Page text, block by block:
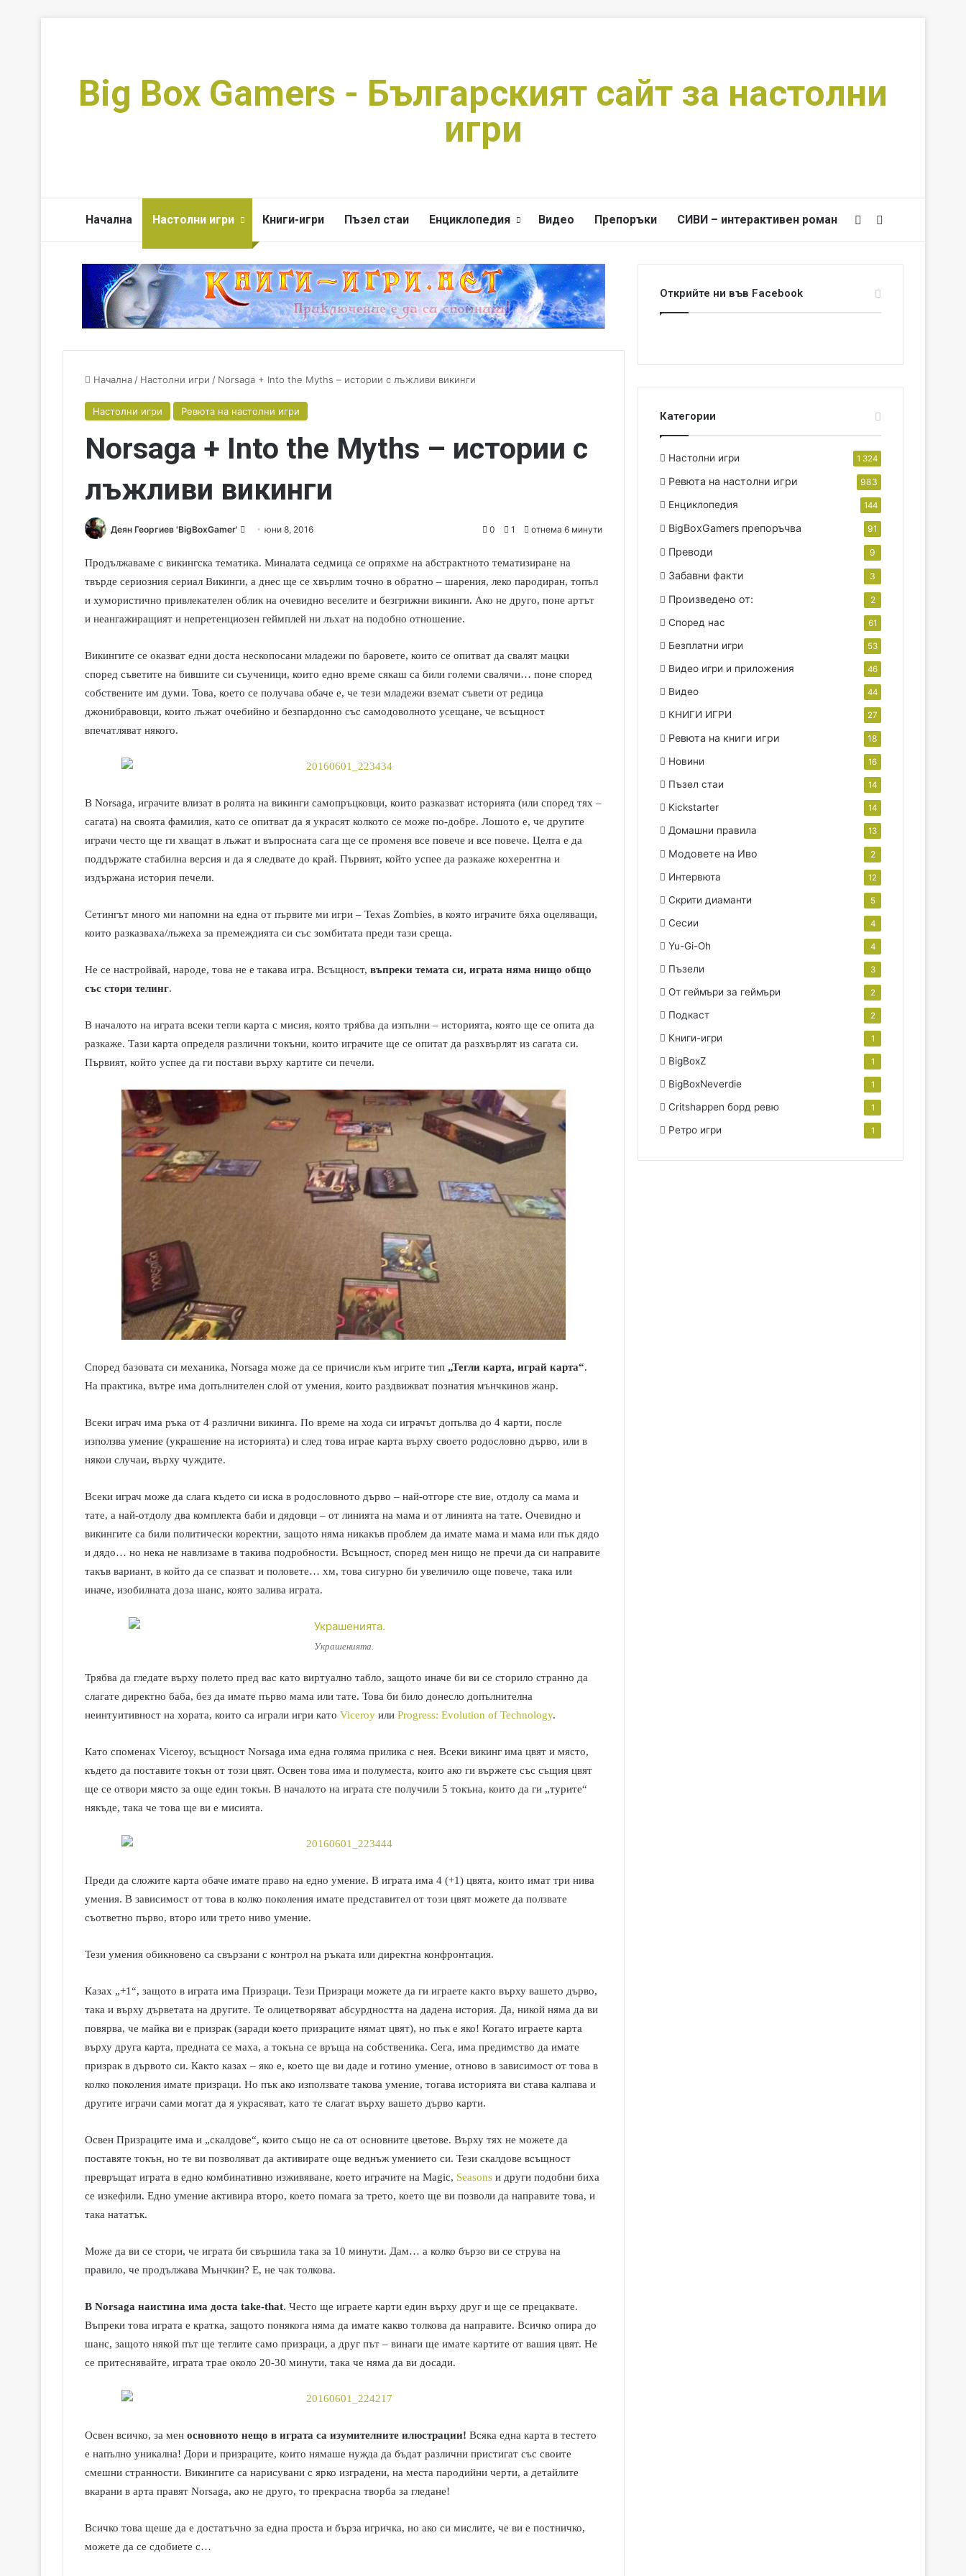
Big Box Gamers - Българският сайт за настолни
игри
Начална Настолни игри Книги-игри Пъзел стаи Енциклопедия Видео Препоръки СИВИ – интерактивен роман Switch skin
Начална / Настолни игри / Norsaga + Into the Myths – истории с лъжливи викинги
Настолни игри Ревюта на настолни игри
Norsaga + Into the Myths – истории с
лъжливи викинги
Деян Георгиев 'BigBoxGamer'
n
d
a
n
юни 8, 2016 0 1 отнема 6 минути
Продължаваме с викингска тематика. Миналата седмица се опряхме на абстрактното тематизиране на
твърде сериозния сериал Викинги, а днес ще се хвърлим точно в обратно – шарения, леко пародиран, топъл
и хумористично привлекателен облик на очевидно веселите и безгрижни викинги. Ако не друго, поне артът
и неангажиращият и непретенциозен геймплей ни лъхат на подобно отношение.
Викингите се оказват едни доста нескопосани младежи по баровете, които се опитват да свалят мацки
според съветите на бившите си съученици, които едно време сякаш са били големи свалячи… поне според
собствените им думи. Това, което се получава обаче е, че тези младежи вземат съвети от редица
джонибравовци, които лъжат очебийно и безпардонно със самодоволното усещане, че всъщност
впечатляват някого.
В Norsaga, играчите влизат в ролята на викинги самопръцковци, които разказват историята (или според тях –
сагата) на своята фамилия, като се опитват да я украсят колкото се може по-добре. Лошото е, че другите
играчи често ще ги хващат в лъжат и въпросната сага ще се променя все повече и все повече. Целта е да
поддържате стабилна версия и да я следвате до край. Първият, който успее да разкаже кохерентна и
издържана история печели.
Сетингът много ми напомни на една от първите ми игри – Texas Zombies, в която играчите бяха оцеляващи,
които разказваха/лъжеха за премеждията си със зомбитата преди тази среща.
Не се настройвай, народе, това не е такава игра. Всъщност, въпреки темата си, играта няма нищо общо
със стори телинг.
В началото на играта всеки тегли карта с мисия, която трябва да изпълни – историята, която ще се опита да
разкаже. Тази карта определя различни токъни, които играчите ще се опитат да разхвърлят из сагата си.
Първият, който успее да ги постави върху картите си печели.
Според базовата си механика, Norsaga може да се причисли към игрите тип „Тегли карта, играй карта“.
На практика, вътре има допълнителен слой от умения, които раздвижват познатия мънчкинов жанр.
Всеки играч има ръка от 4 различни викинга. По време на хода си играчът допълва до 4 карти, после
използва умение (украшение на историята) и след това играе карта върху своето родословно дърво, или в
някои случаи, върху чуждите.
Всеки играч може да слага където си иска в родословното дърво – най-отгоре сте вие, отдолу са мама и
тате, а най-отдолу два комплекта баби и дядовци – от линията на мама и от линията на тате. Очевидно и
викингите са били политически коректни, защото няма никакъв проблем да имате мама и мама или пък дядо
и дядо… но нека не навлизаме в такива подробности. Всъщност, според мен нищо не пречи да си направите
такъв вариант, в който да се спазват и половете… хм, това сигурно би увеличило още повече, така или
иначе, изобилната доза шанс, която залива играта.
Украшенията.
Трябва да гледате върху полето пред вас като виртуално табло, защото иначе би ви се сторило странно да
слагате директно баба, без да имате първо мама или тате. Това би било донесло допълнителна
неинтуитивност на хората, които са играли игри като Viceroy или Progress: Evolution of Technology.
Като споменах Viceroy, всъщност Norsaga има една голяма прилика с нея. Всеки викинг има цвят и място,
където да поставите токън от този цвят. Освен това има и полуместа, които ако ги вържете със същия цвят
ще се отвори място за още един токън. В началото на играта сте получили 5 токънa, които да ги „турите“
някъде, така че това ще ви е мисията.
Преди да сложите карта обаче имате право на едно умение. В играта има 4 (+1) цвята, които имат три нива
умения. В зависимост от това в колко поколения имате представител от този цвят можете да ползвате
съответно първо, второ или трето ниво умение.
Тези умения обикновено са свързани с контрол на ръката или директна конфронтация.
Казах „+1“, защото в играта има Призраци. Тези Призраци можете да ги играете както върху вашето дърво,
така и върху дърветата на другите. Те олицетворяват абсурдността на дадена история. Да, никой няма да ви
повярва, че майка ви е призрак (заради което призраците нямат цвят), но пък е яко! Когато играете карта
върху друга карта, предната се маха, а токъна се връща на собственика. Сега, има предимство да имате
призрак в дървото си. Както казах – яко е, което ще ви даде и готино умение, отново в зависимост от това в
колко поколения имате призраци. Но пък ако използвате такова умение, тогава историята ви става калпава и
другите играчи сами могат да я украсяват, като те слагат върху вашето дърво карти.
Освен Призраците има и „скалдове“, които също не са от основните цветове. Върху тях не можете да
поставяте токън, но те ви позволяват да активирате още веднъж умението си. Тези скалдове всъщност
превръщат играта в едно комбинативно изживяване, което играчите на Magic, Seasons и други подобни биха
се изкефили. Едно умение активира второ, което помага за трето, което ще ви позволи да направите това, и
така нататък.
Може да ви се стори, че играта би свършила така за 10 минути. Дам… а колко бързо ви се струва на
правило, че продължава Мънчкин? Е, не чак толкова.
В Norsaga наистина има доста take-that. Често ще играете карти един върху друг и ще се прецаквате.
Въпреки това играта е кратка, защото понякога няма да имате какво толкова да направите. Всичко опира до
шанс, защото някой път ще теглите само призраци, а друг път – винаги ще имате картите от вашия цвят. Не
се притеснявайте, играта трае около 20-30 минути, така че няма да ви досади.
Освен всичко, за мен основното нещо в играта са изумителните илюстрации! Всяка една карта в тестето
е напълно уникална! Дори и призраците, които нямаше нужда да бъдат различни пристигат със своите
смешни странности. Викингите са нарисувани с ярко изградени, на места пародийни черти, а детайлите
вкарани в арта правят Norsaga, ако не друго, то прекрасна творба за гледане!
Всичко това щеше да е достатъчно за една проста и бърза игричка, но ако си мислите, че ви е постничко,
можете да се сдобиете с…
Открийте ни във Facebook
Категории
Настолни игри 1 324
Ревюта на настолни игри 983
Енциклопедия 144
BigBoxGamers препоръчва 91
Преводи 9
Забавни факти 3
Произведено от: 2
Според нас 61
Безплатни игри 53
Видео игри и приложения 46
Видео 44
КНИГИ ИГРИ 27
Ревюта на книги игри 18
Новини 16
Пъзел стаи 14
Kickstarter 14
Домашни правила 13
Модовете на Иво 2
Интервюта 12
Скрити диаманти 5
Сесии 4
Yu-Gi-Oh 4
Пъзели 3
От геймъри за геймъри 2
Подкаст 2
Книги-игри 1
BigBoxZ 1
BigBoxNeverdie 1
Critshappen борд ревю 1
Ретро игри 1